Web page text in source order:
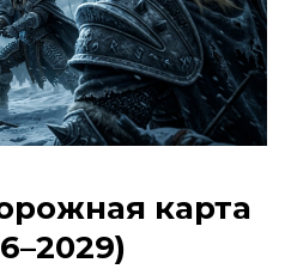
карта